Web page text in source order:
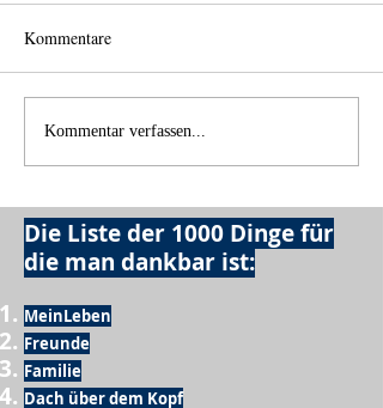
Wie schnell geht es?
Kommentare
Kommentar verfassen...
Die Liste der 1000 Dinge für
die man dankbar ist:
MeinLeben
Freunde
Familie
Dach über dem Kopf